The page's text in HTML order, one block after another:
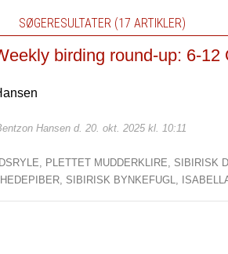
SØGERESULTATER (17 ARTIKLER)
birding round-up: 6-12
Hansen d. 20. okt. 2025 kl. 10:11
PLETTET MUDDERKLIRE, SIBIRISK
HEDEPIBER, SIBIRISK BYNKEFUGL,